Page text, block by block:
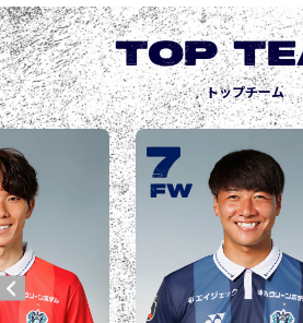
TOP
トップチーム
7
FW